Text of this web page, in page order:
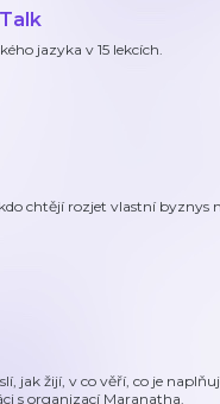
jazyka v 15 lekcích.
chtějí rozjet vlastní byznys
jak žijí, v co věří, co je
s organizací Maranatha.